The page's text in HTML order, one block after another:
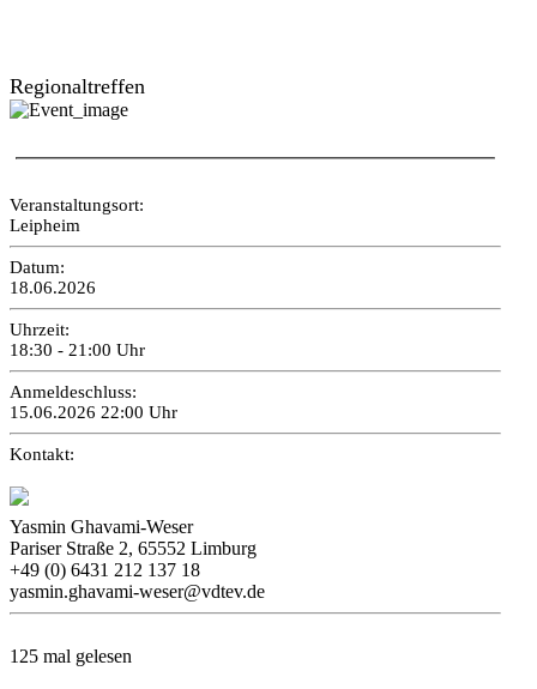
Regionaltreffen
Veranstaltungsort:
Leipheim
Datum:
18.06.2026
Uhrzeit:
18:30 - 21:00 Uhr
Anmeldeschluss:
15.06.2026 22:00 Uhr
Kontakt:
Yasmin Ghavami-Weser
Pariser Straße 2, 65552 Limburg
+49 (0) 6431 212 137 18
yasmin.ghavami-weser@vdtev.de
125 mal gelesen